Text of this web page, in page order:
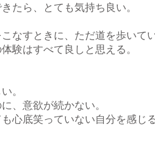
たら、とても気持ち良い。
なすときに、ただ道を歩いて
験はすべて良しと思える。
。
、意欲が続かない。
心底笑っていない自分を感じる